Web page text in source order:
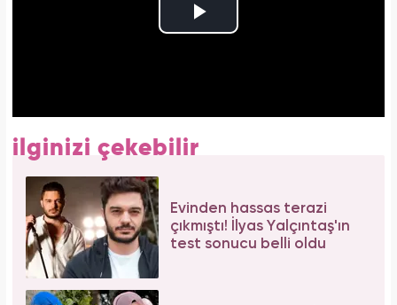
ilginizi çekebilir
Evinden hassas terazi
çıkmıştı! İlyas Yalçıntaş'ın
test sonucu belli oldu